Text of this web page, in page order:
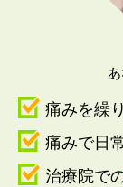
痛みを繰
痛みで日
治療院で